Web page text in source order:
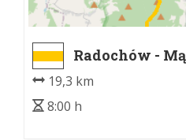
Radochów -
19,3 km
8:00 h